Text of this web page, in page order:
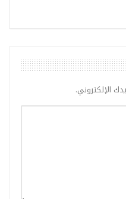
الإلكتروني.